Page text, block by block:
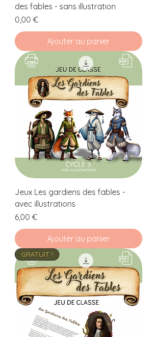
des fables - sans illustration
Prix
0,00 €
Ajouter au panier
Jeux Les gardiens des fables -
avec illustrations
Prix
6,00 €
Ajouter au panier
GRATUIT !